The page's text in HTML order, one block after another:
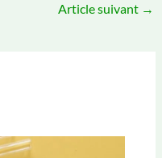
Article suivant →